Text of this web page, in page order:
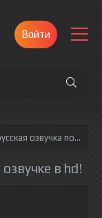
Войти
озвучка полностью смотреть онлайн!
в hd!